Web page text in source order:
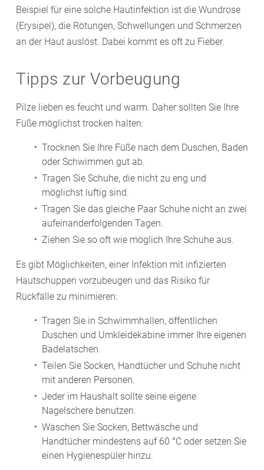
Beispiel für eine solche Hautinfektion ist die Wundrose
(Erysipel), die Rötungen, Schwellungen und Schmerzen
an der Haut auslöst. Dabei kommt es oft zu Fieber.
Tipps zur Vorbeugung
Pilze lieben es feucht und warm. Daher sollten Sie Ihre
Füße möglichst trocken halten:
Trocknen Sie Ihre Füße nach dem Duschen, Baden
oder Schwimmen gut ab.
Tragen Sie Schuhe, die nicht zu eng und
möglichst luftig sind.
Tragen Sie das gleiche Paar Schuhe nicht an zwei
aufeinanderfolgenden Tagen.
Ziehen Sie so oft wie möglich Ihre Schuhe aus.
Es gibt Möglichkeiten, einer Infektion mit infizierten
Hautschuppen vorzubeugen und das Risiko für
Rückfälle zu minimieren:
Tragen Sie in Schwimmhallen, öffentlichen
Duschen und Umkleidekabine immer Ihre eigenen
Badelatschen.
Teilen Sie Socken, Handtücher und Schuhe nicht
mit anderen Personen.
Jeder im Haushalt sollte seine eigene
Nagelschere benutzen.
Waschen Sie Socken, Bettwäsche und
Handtücher mindestens auf 60 °C oder setzen Sie
einen Hygienespüler hinzu.